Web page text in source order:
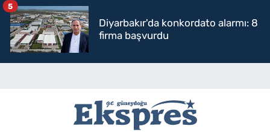
Diyarbakır'da konkordato alarmı: 8
firma başvurdu
5